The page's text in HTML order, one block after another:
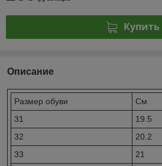
Купить
Описание
Размер обуви
Cм
31
19.5
32
20.2
33
21